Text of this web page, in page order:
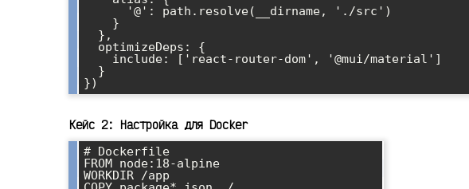
Кейс 2: Настройка для Docker
# Dockerfile
FROM node:18-alpine
WORKDIR /app